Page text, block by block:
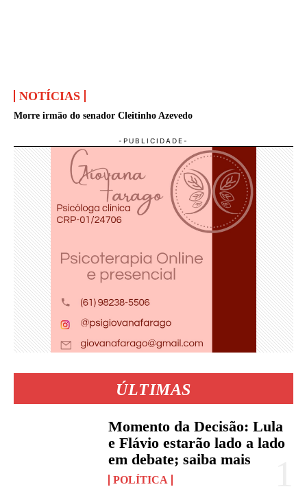
NOTÍCIAS
Morre irmão do senador Cleitinho Azevedo
ÚLTIMAS
Momento da Decisão: Lula
e Flávio estarão lado a lado
em debate; saiba mais
POLÍTICA